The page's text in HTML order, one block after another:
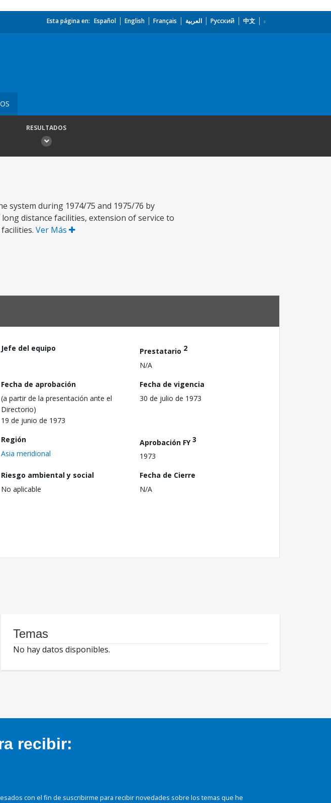
Esta página en: Español English Français العربية Русский 中文
RESULTADOS
system during 1974/75 and 1975/76 by
distance facilities, extension of service to
Ver Más
Jefe del equipo Prestatario 2
N/A
Fecha de aprobación
(a partir de la presentación ante el
Directorio)
19 de junio de 1973
Fecha de vigencia
30 de julio de 1973
Región
Asia meridional
Aprobación FY3
1973
Riesgo ambiental y social
No aplicable
Fecha de Cierre
N/A
Temas
No hay datos disponibles.
recibir:
con el fin de suscribirme para recibir novedades sobre los temas que he